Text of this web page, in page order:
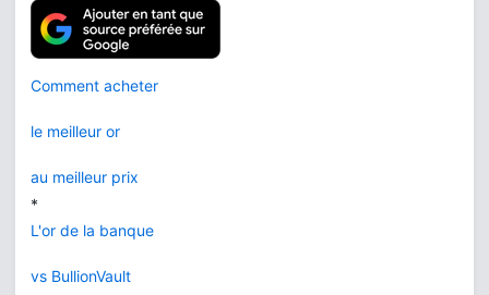
Comment acheter
le meilleur or
au meilleur prix
*
L'or de la banque
vs BullionVault